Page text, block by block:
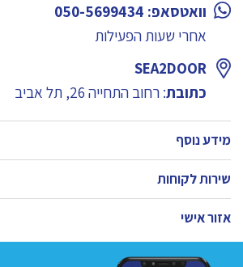
וואטסאפ: 050-5699434
אחרי שעות הפעילות
SEA2DOOR
כתובת: רחוב התחייה 26, תל אביב
מידע נוסף
שירות לקוחות
אזור אישי